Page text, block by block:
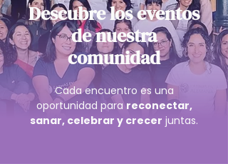
Descubre los eventos
de nuestra
comunidad
Cada encuentro es una
oportunidad parareconectar,
sanar, celebrar y crecer juntas.